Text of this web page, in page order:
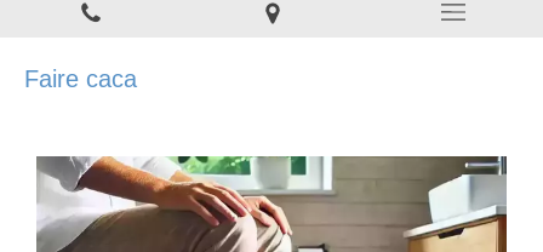
Faire caca